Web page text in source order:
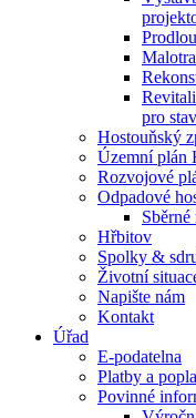
pro
Hostouňský
Územní plán
Rozvojové
Odpadové
Sběrné
Hřbitov
Spolky &
Životní
Napište nám
Kontakt
Úřad
E-podatelna
Platby a
Povinné